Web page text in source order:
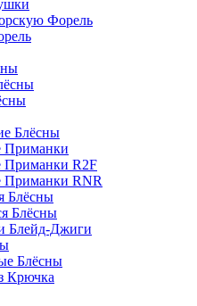
Форель
Блёсны
Приманки
Приманки R2F
Приманки RNR
Блёсны
Блёсны
Блейд-Джиги
Блёсны
Крючка